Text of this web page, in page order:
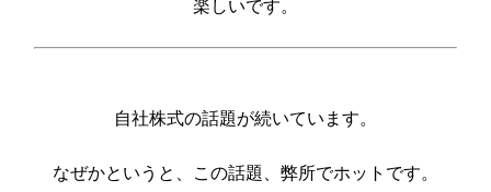
楽しいです。
自社株式の話題が続いています。
なぜかというと、この話題、弊所でホットです。